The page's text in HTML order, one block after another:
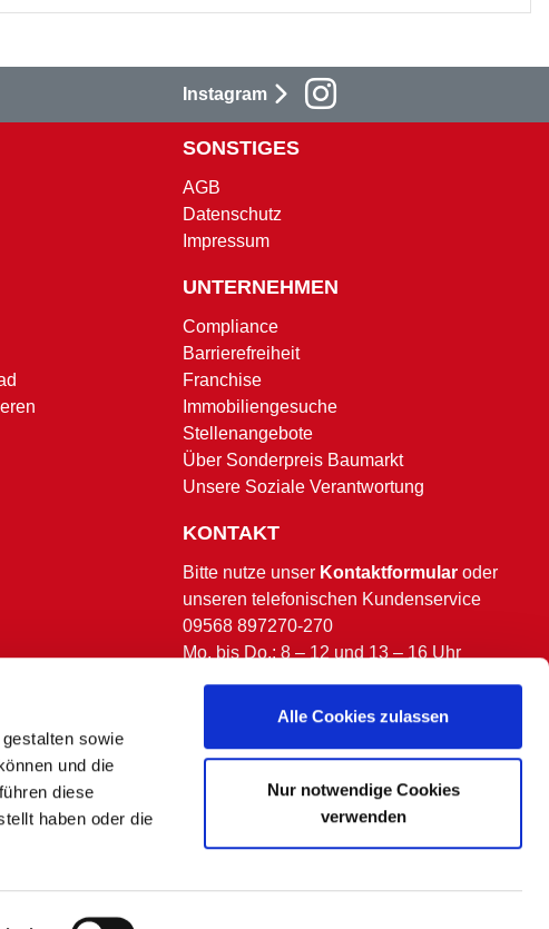
sowie
und die
diese
haben oder die
Alle Cookies zulassen
Nur notwendige Cookies
verwenden
Instagram
SONSTIGES
AGB
Datenschutz
Impressum
UNTERNEHMEN
Compliance
Barrierefreiheit
Franchise
Immobiliengesuche
Stellenangebote
Über Sonderpreis Baumarkt
Unsere Soziale Verantwortung
KONTAKT
Bitte nutze unser Kontaktformular oder
unseren telefonischen Kundenservice
09568 897270-270
Mo. bis Do.: 8 – 12 und 13 – 16 Uhr
Fr.: 8 – 13 Uhr.
(ausgenommen bundesweite & bayerische
vor Ort kommen.